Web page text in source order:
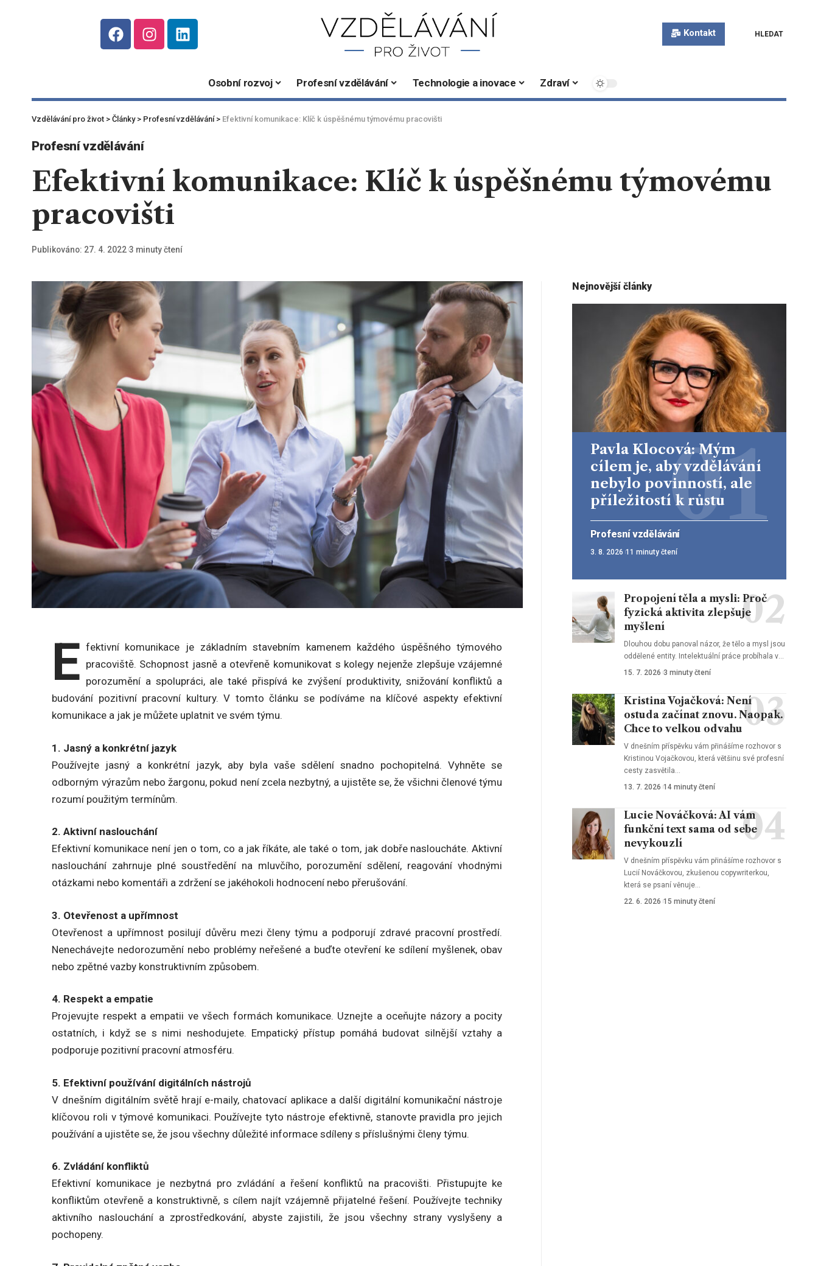
Kontakt HLEDAT
Osobní rozvoj Profesní vzdělávání Technologie a inovace Zdraví
Vzdělávání pro život > Články> Profesní vzdělávání> Efektivní komunikace: Klíč k úspěšnému týmovému pracovišti
Profesní vzdělávání
Efektivní komunikace: Klíč k úspěšnému týmovému
pracovišti
Publikováno: 27. 4. 2022 3 minuty čtení
E fektivní komunikace je základním stavebním kamenem každého úspěšného týmového
pracoviště. Schopnost jasně a otevřeně komunikovat s kolegy nejenže zlepšuje vzájemné
porozumění a spolupráci, ale také přispívá ke zvýšení produktivity, snižování konfliktů a
budování pozitivní pracovní kultury. V tomto článku se podíváme na klíčové aspekty efektivní
komunikace a jak je můžete uplatnit ve svém týmu.
1. Jasný a konkrétní jazyk
Používejte jasný a konkrétní jazyk, aby byla vaše sdělení snadno pochopitelná. Vyhněte se
odborným výrazům nebo žargonu, pokud není zcela nezbytný, a ujistěte se, že všichni členové týmu
rozumí použitým termínům.
2. Aktivní naslouchání
Efektivní komunikace není jen o tom, co a jak říkáte, ale také o tom, jak dobře nasloucháte. Aktivní
naslouchání zahrnuje plné soustředění na mluvčího, porozumění sdělení, reagování vhodnými
otázkami nebo komentáři a zdržení se jakéhokoli hodnocení nebo přerušování.
3. Otevřenost a upřímnost
Otevřenost a upřímnost posilují důvěru mezi členy týmu a podporují zdravé pracovní prostředí.
Nenechávejte nedorozumění nebo problémy neřešené a buďte otevření ke sdílení myšlenek, obav
nebo zpětné vazby konstruktivním způsobem.
4. Respekt a empatie
Projevujte respekt a empatii ve všech formách komunikace. Uznejte a oceňujte názory a pocity
ostatních, i když se s nimi neshodujete. Empatický přístup pomáhá budovat silnější vztahy a
podporuje pozitivní pracovní atmosféru.
5. Efektivní používání digitálních nástrojů
V dnešním digitálním světě hrají e-maily, chatovací aplikace a další digitální komunikační nástroje
klíčovou roli v týmové komunikaci. Používejte tyto nástroje efektivně, stanovte pravidla pro jejich
používání a ujistěte se, že jsou všechny důležité informace sdíleny s příslušnými členy týmu.
6. Zvládání konfliktů
Efektivní komunikace je nezbytná pro zvládání a řešení konfliktů na pracovišti. Přistupujte ke
konfliktům otevřeně a konstruktivně, s cílem najít vzájemně přijatelné řešení. Používejte techniky
aktivního naslouchání a zprostředkování, abyste zajistili, že jsou všechny strany vyslyšeny a
pochopeny.
Nejnovější články
Pavla Klocová: Mým
cílem je, aby vzdělávání
nebylo povinností, ale
příležitostí k růstu
Profesní vzdělávání
3. 8. 2026 11 minuty čtení
Propojení těla a mysli: Proč
fyzická aktivita zlepšuje
myšlení
Dlouhou dobu panoval názor, že tělo a mysl jsou
oddělené entity. Intelektuální práce probíhala v…
15. 7. 2026 3 minuty čtení
Kristina Vojačková: Není
ostuda začínat znovu. Naopak.
Chce to velkou odvahu
V dnešním příspěvku vám přinášíme rozhovor s
Kristinou Vojačkovou, která většinu své profesní
cesty zasvětila…
13. 7. 2026 14 minuty čtení
Lucie Nováčková: AI vám
funkční text sama od sebe
nevykouzlí
V dnešním příspěvku vám přinášíme rozhovor s
Lucií Nováčkovou, zkušenou copywriterkou,
která se psaní věnuje…
22. 6. 2026 15 minuty čtení